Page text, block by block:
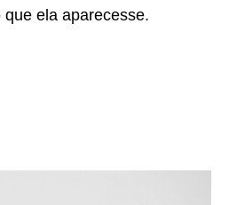
ela aparecesse.